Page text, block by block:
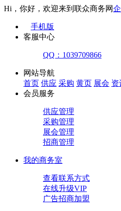
Hi，你好，欢迎来到联众商务网
手机版
客服中心
QQ：1039709866
网站导航
首页 供应 采购 黄页 展会 资
会员服务
供应管理
采购管理
展会管理
招商管理
我的商务室
查看联系方式
在线升级VIP
广告招商加盟